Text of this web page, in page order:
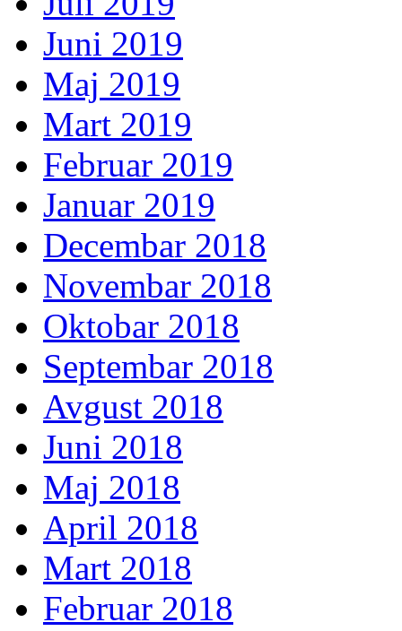
Juni 2019
Maj 2019
Mart 2019
Februar 2019
Januar 2019
Decembar 2018
Novembar 2018
Oktobar 2018
Septembar 2018
Avgust 2018
Juni 2018
Maj 2018
April 2018
Mart 2018
Februar 2018